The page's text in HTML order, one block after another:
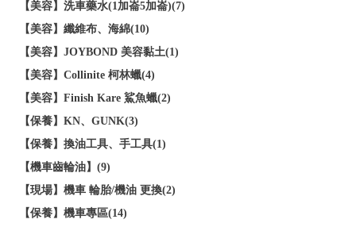
【美容】洗車藥水(1加崙5加崙)(7)
【美容】纖維布、海綿(10)
【美容】JOYBOND 美容黏土(1)
【美容】Collinite 柯林蠟(4)
【美容】Finish Kare 鯊魚蠟(2)
【保養】KN、GUNK(3)
【保養】換油工具、手工具(1)
【機車齒輪油】(9)
【現場】機車 輪胎/機油 更換(2)
【保養】機車專區(14)